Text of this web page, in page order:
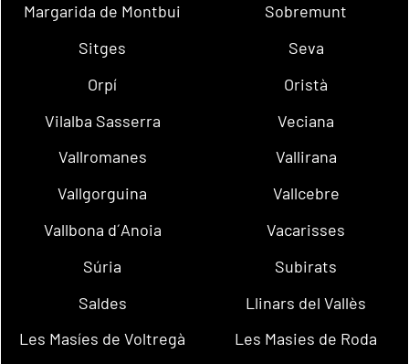
Margarida de Montbui
Sobremunt
Sitges
Seva
Orpí
Oristà
Vilalba Sasserra
Veciana
Vallromanes
Vallirana
Vallgorguina
Vallcebre
Vallbona d´Anoia
Vacarisses
Súria
Subirats
Saldes
Llinars del Vallès
Les Masíes de Voltregà
Les Masies de Roda